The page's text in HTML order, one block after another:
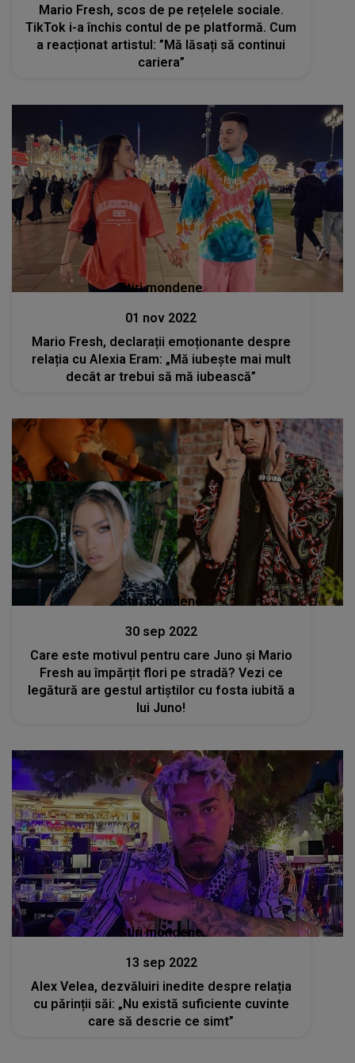
Mario Fresh, scos de pe rețelele sociale.
TikTok i-a închis contul de pe platformă. Cum
a reacționat artistul: ”Mă lăsați să continui
cariera”
Stiri mondene
01 nov 2022
Mario Fresh, declarații emoționante despre
relația cu Alexia Eram: „Mă iubește mai mult
decât ar trebui să mă iubească”
Stiri mondene
30 sep 2022
Care este motivul pentru care Juno și Mario
Fresh au împărțit flori pe stradă? Vezi ce
legătură are gestul artiștilor cu fosta iubită a
lui Juno!
Stiri mondene
13 sep 2022
Alex Velea, dezvăluiri inedite despre relația
cu părinții săi: „Nu există suficiente cuvinte
care să descrie ce simt”